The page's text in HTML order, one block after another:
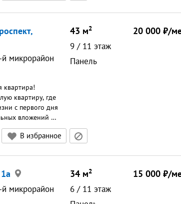
й микрорайон
квартира!
квартиру, где
с первого дня
вложений —
Что внутри:
диван,
гарнитур,
вытяжка,
машина.
Атмосфера:
В избранное
43 м2
9 / 11 этаж
Панель
20 000 /
й микрорайон
34 м2
6 / 11 этаж
15 000 /